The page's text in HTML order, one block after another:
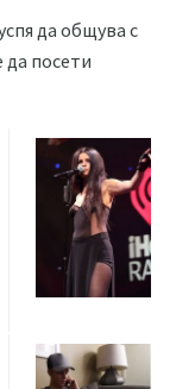
да общува с
да посети